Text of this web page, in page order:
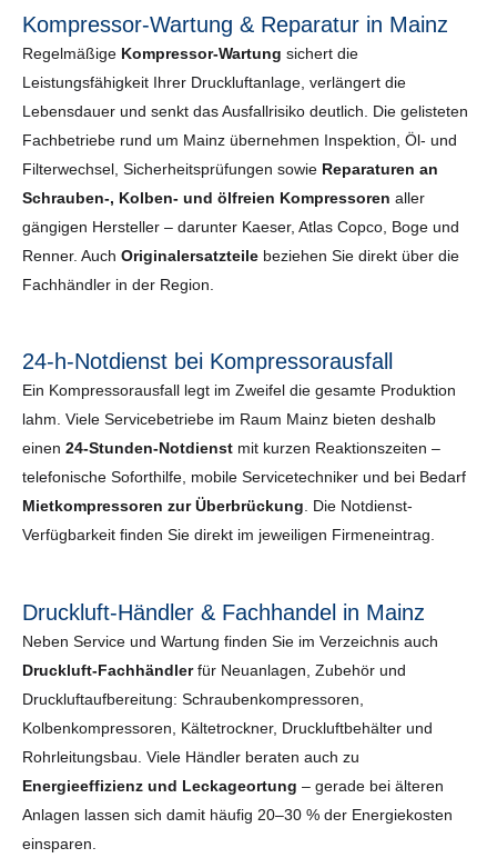
Kompressor-Wartung & Reparatur in Mainz
Regelmäßige Kompressor-Wartung sichert die
Leistungsfähigkeit Ihrer Druckluftanlage, verlängert die
Lebensdauer und senkt das Ausfallrisiko deutlich. Die gelisteten
Fachbetriebe rund um Mainz übernehmen Inspektion, Öl- und
Filterwechsel, Sicherheits­prüfungen sowie Reparaturen an
Schrauben-, Kolben- und ölfreien Kompressoren aller
gängigen Hersteller – darunter Kaeser, Atlas Copco, Boge und
Renner. Auch Originalersatzteile beziehen Sie direkt über die
Fachhändler in der Region.
24-h-Notdienst bei Kompressorausfall
Ein Kompressorausfall legt im Zweifel die gesamte Produktion
lahm. Viele Servicebetriebe im Raum Mainz bieten deshalb
einen 24-Stunden-Notdienst mit kurzen Reaktionszeiten –
telefonische Soforthilfe, mobile Servicetechniker und bei Bedarf
Mietkompressoren zur Überbrückung. Die Notdienst-
Verfügbarkeit finden Sie direkt im jeweiligen Firmeneintrag.
Druckluft-Händler & Fachhandel in Mainz
Neben Service und Wartung finden Sie im Verzeichnis auch
Druckluft-Fachhändlerfür Neuanlagen, Zubehör und
Druckluftaufbereitung: Schraubenkompressoren,
Kolbenkompressoren, Kältetrockner, Druckluftbehälter und
Rohrleitungsbau. Viele Händler beraten auch zu
Energieeffizienz und Leckageortung – gerade bei älteren
Anlagen lassen sich damit häufig 20–30 % der Energiekosten
einsparen.